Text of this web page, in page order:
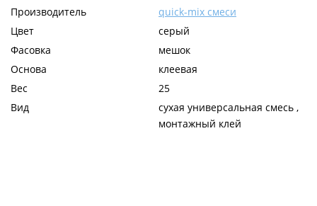
Производитель
quick-mix смеси
Цвет
серый
Фасовка
мешок
Основа
клеевая
Вес
25
Вид
сухая универсальная смесь ,
монтажный клей